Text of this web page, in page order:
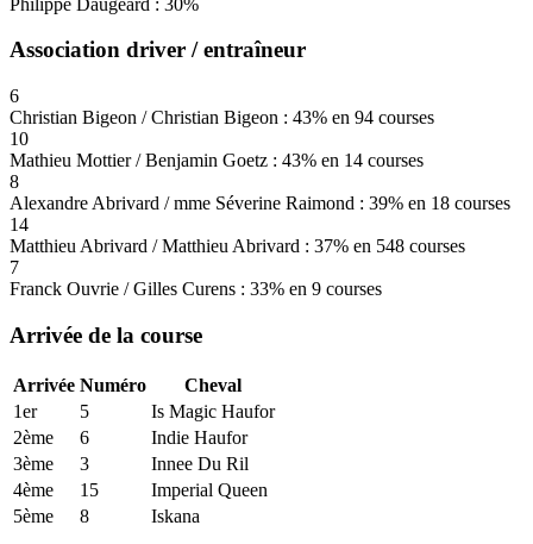
Association driver / entraîneur
6
Christian Bigeon / Christian Bigeon : 43% en 94 courses
10
Mathieu Mottier / Benjamin Goetz : 43% en 14 courses
8
Alexandre Abrivard / mme Séverine Raimond : 39% en 18 courses
14
Matthieu Abrivard / Matthieu Abrivard : 37% en 548 courses
7
Franck Ouvrie / Gilles Curens : 33% en 9 courses
Arrivée de la course
Arrivée Numéro
Cheval
1er
5
Is Magic Haufor
2ème
6
Indie Haufor
3ème
3
Innee Du Ril
4ème
15
Imperial Queen
5ème
8 Iskana